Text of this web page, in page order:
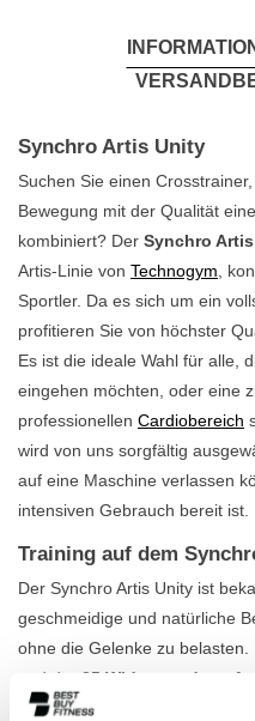
Synchro Artis Unity
Suchen Sie einen
Bewegung mit der Qualität
kombiniert? Der Synchro
Artis-Linie von Technogym ,
Sportler. Da es sich um ein
profitieren Sie von höchster
Es ist die ideale Wahl für alle,
eingehen möchten, oder eine
professionellen Cardiobereich
wird von uns sorgfältig
auf eine Maschine verlassen
intensiven Gebrauch bereit ist.
Training auf dem
Der Synchro Artis Unity ist
geschmeidige und natürliche
ohne die Gelenke zu
und der 25 Widerstandsstufen
Trainings sehr präzise